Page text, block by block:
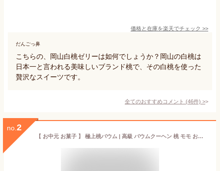
価格と在庫を楽天でチェック >>
だんごっ鼻
こちらの、岡山白桃ゼリーは如何でしょうか？岡山の白桃は
日本一と言われる美味しいブランド桃で、その白桃を使った
贅沢なスイーツです。
全てのおすすめコメント (46件) >
no. 2
【 お中元 お菓子 】 極上桃バウム | 高級 バウムクーヘン 桃 モモ お菓子 おもしろ スイーツギフト こどもの日 千葉県産 米粉 100％ グルテンフリー お取り寄せスイーツ バウム 誕生日ケーキ おもしろプレゼント 誕生日 ウケ 狙い プレゼント ギフト